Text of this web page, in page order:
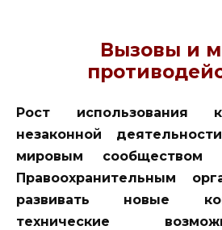
Вызовы и
Рост использования
незаконной
мировым сообществом
Правоохранительным
развивать новые
технические